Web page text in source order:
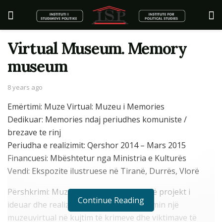
Virtual Museum. Memory
museum
8 years ago
Emërtimi: Muze Virtual: Muzeu i Memories
Dedikuar: Memories ndaj periudhes komuniste /
brezave te rinj
Periudha e realizimit: Qershor 2014 – Mars 2015
Financuesi: Mbështetur nga Ministria e Kulturës
Vendi: Ekspozite ilustruese në Tiranë, Durrës, Vlorë
Përshkrimi: Muzeu i Memories është një projekt i
ideuar dhe realizuar nga ISP për ndërtimin një
muzeuvirtual në kujtim të krimeve dhe viktimave të
Continue Reading